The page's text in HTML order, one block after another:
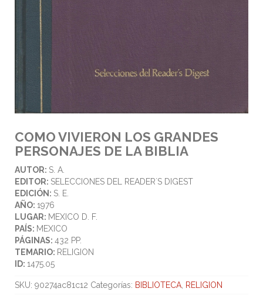
COMO VIVIERON LOS GRANDES
PERSONAJES DE LA BIBLIA
AUTOR: S. A.
EDITOR: SELECCIONES DEL READER´S DIGEST
EDICIÓN: S. E.
AÑO: 1976
LUGAR: MEXICO D. F.
PAÍS: MEXICO
PÁGINAS: 432 PP.
TEMARIO: RELIGION
ID: 1475.05
SKU: 90274ac81c12 Categorías: BIBLIOTECA RELIGION